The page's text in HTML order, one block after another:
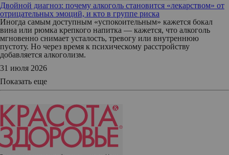
Двойной диагноз: почему алкоголь становится «лекарством» от
отрицательных эмоций, и кто в группе риска
Иногда самым доступным «успокоительным» кажется бокал
вина или рюмка крепкого напитка — кажется, что алкоголь
мгновенно снимает усталость, тревогу или внутреннюю
пустоту. Но через время к психическому расстройству
добавляется алкоголизм.
31 июля 2026
Показать еще